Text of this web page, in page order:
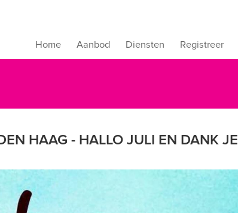
Home Aanbod Diensten Registreer
HAAG - HALLO JULI EN DANK JE